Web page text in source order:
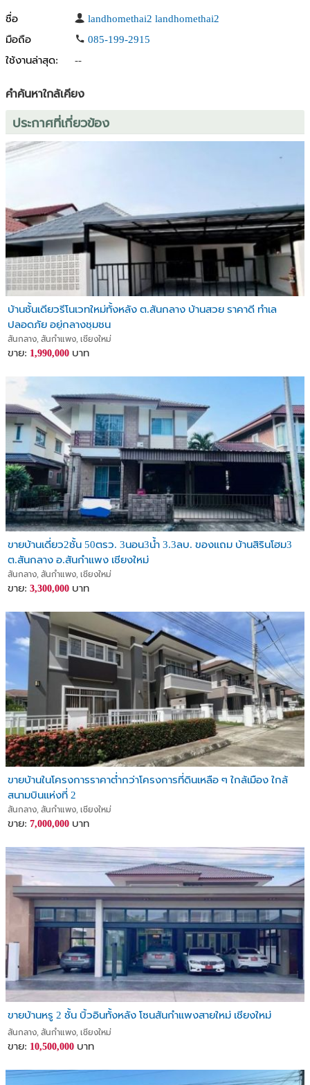
ชื่อ
landhomethai2 landhomethai2
มือถือ
085-199-2915
ใช้งานล่าสุด:
--
คำค้นหาใกล้เคียง
ประกาศที่เกี่ยวข้อง
บ้านชั้นเดียวรีโนเวทใหม่ทั้งหลัง ต.สันกลาง บ้านสวย ราคาดี ทำเล
ปลอดภัย อยู่กลางชุมชน
สันกลาง, สันกำแพง, เชียงใหม่
ขาย: 1,990,000 บาท
ขายบ้านเดี่ยว2ชั้น 50ตรว. 3นอน3น้ำ 3.3ลบ. ของแถม บ้านสิรินโฮม3
ต.สันกลาง อ.สันกำแพง เชียงใหม่
สันกลาง, สันกำแพง, เชียงใหม่
ขาย: 3,300,000 บาท
ขายบ้านในโครงการราคาต่ำกว่าโครงการที่ดินเหลือ ๆ ใกล้เมือง ใกล้
สนามบินแห่งที่ 2
สันกลาง, สันกำแพง, เชียงใหม่
ขาย: 7,000,000 บาท
ขายบ้านหรู 2 ชั้น บิ้วอินทั้งหลัง โซนสันกำแพงสายใหม่ เชียงใหม่
สันกลาง, สันกำแพง, เชียงใหม่
ขาย: 10,500,000 บาท